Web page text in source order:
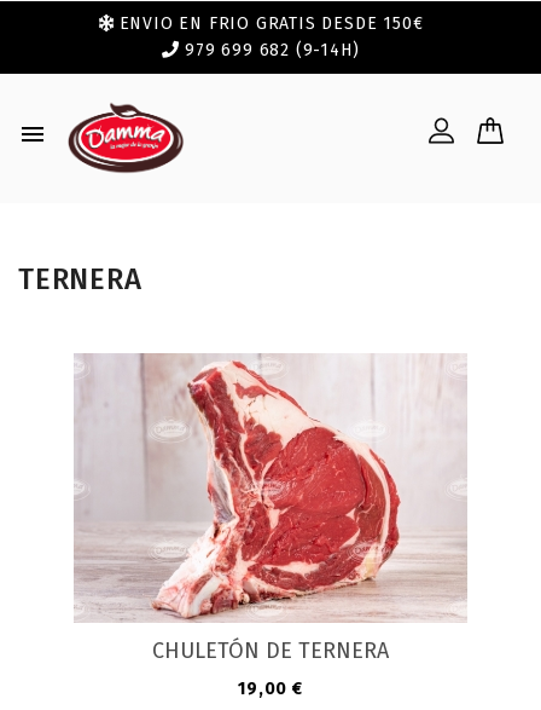
ENVIO EN FRIO GRATIS DESDE 150€
979 699 682 (9-14H)

TERNERA
CHULETÓN DE TERNERA
Precio
19,00 €